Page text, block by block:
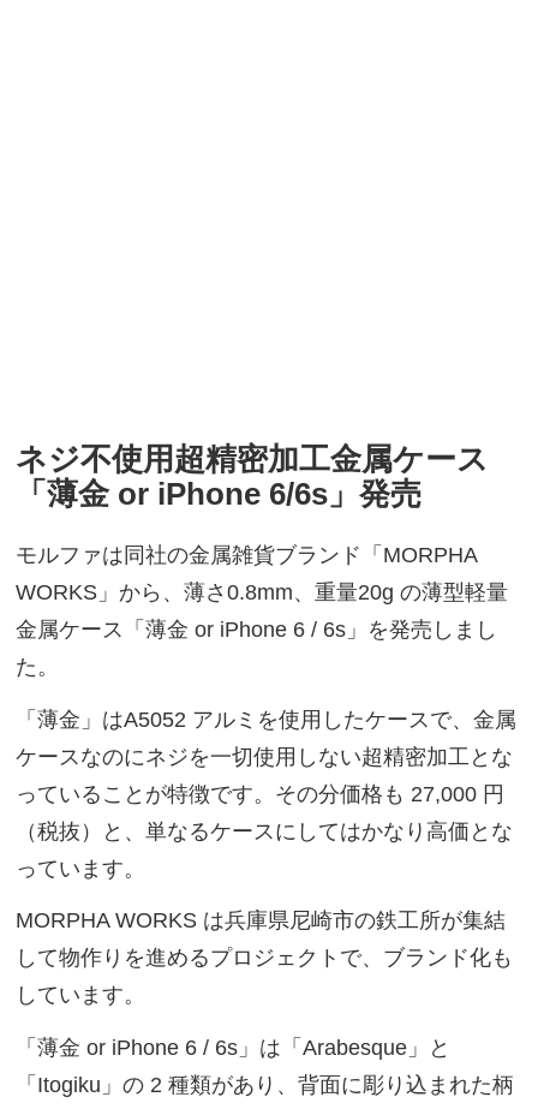
ネジ不使用超精密加工金属ケース
「薄金 or iPhone 6/6s」発売
モルファは同社の金属雑貨ブランド「MORPHA
WORKS」から、薄さ0.8mm、重量20g の薄型軽量
金属ケース「薄金 or iPhone 6 / 6s」を発売しまし
た。
「薄金」はA5052 アルミを使用したケースで、金属
ケースなのにネジを一切使用しない超精密加工とな
っていることが特徴です。その分価格も 27,000 円
（税抜）と、単なるケースにしてはかなり高価とな
っています。
MORPHA WORKS は兵庫県尼崎市の鉄工所が集結
して物作りを進めるプロジェクトで、ブランド化も
しています。
「薄金 or iPhone 6 / 6s」は「Arabesque」と
「Itogiku」の 2 種類があり、背面に彫り込まれた柄